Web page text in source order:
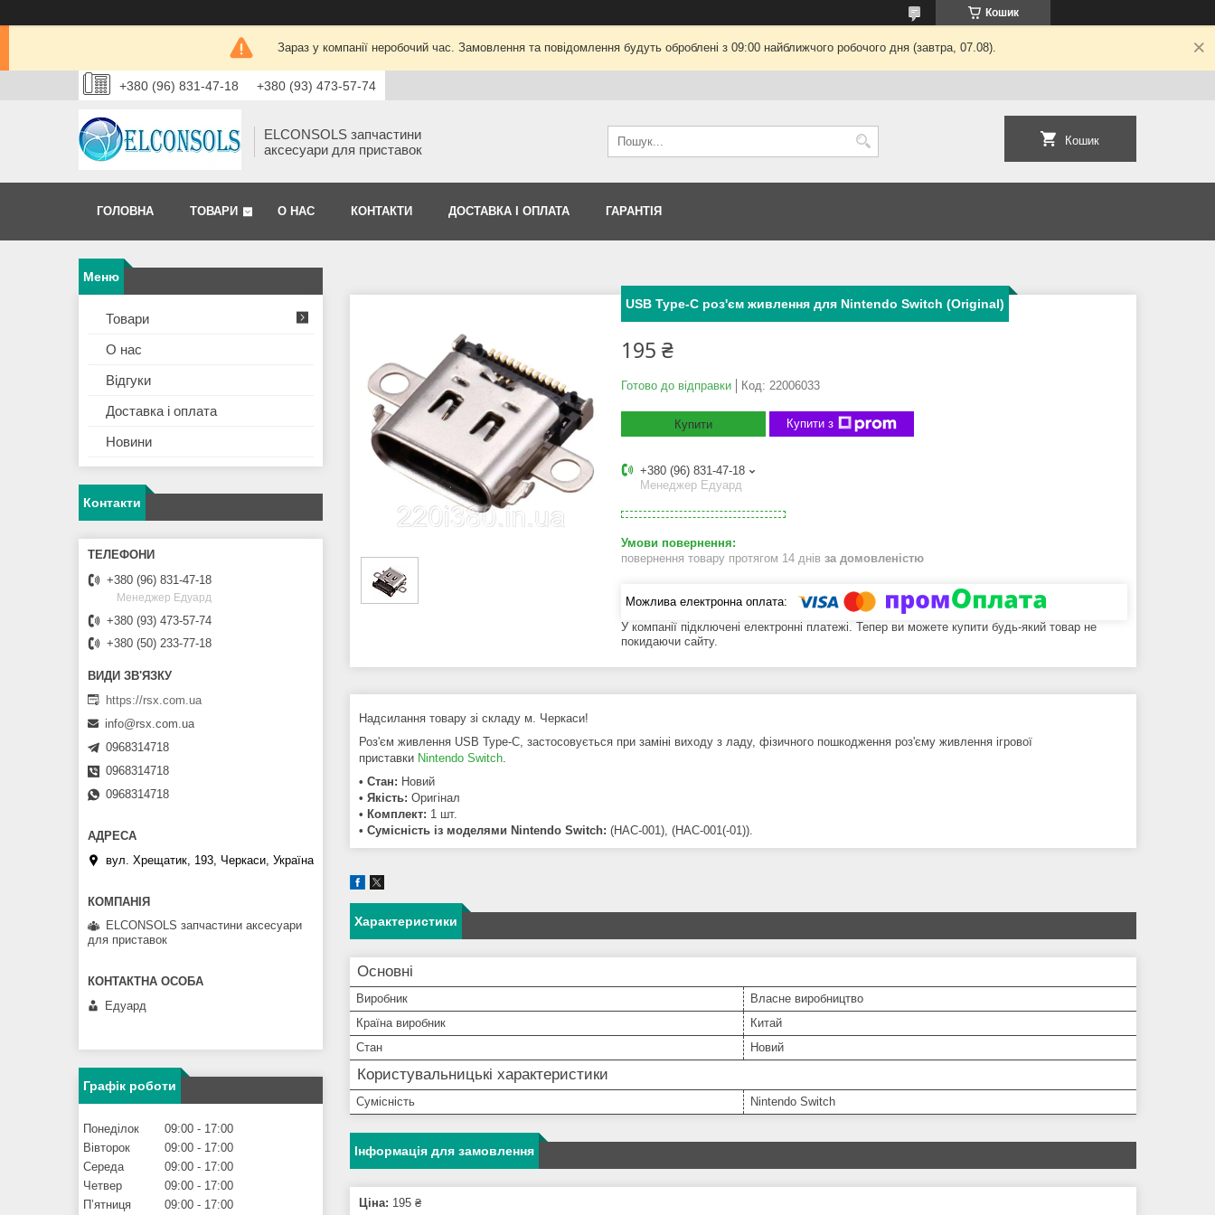
Кошик
Зараз у компанії неробочий час. Замовлення та повідомлення будуть оброблені з 09:00 найближчого робочого дня (завтра, 07.08).
+380 (96) 831-47-18 +380 (93) 473-57-74
ELCONSOLS запчастини
аксесуари для приставок
Кошик
ГОЛОВНА ТОВАРИ О НАС КОНТАКТИ ДОСТАВКА І ОПЛАТА ГАРАНТІЯ
USB Type-C роз'єм живлення для Nintendo Switch (Original)
195 ₴
Готово до відправки Код: 22006033
Купити Купити з
+380 (96) 831-47-18
Менеджер Едуард
повернення товару протягом 14 днів за домовленістю
У компанії підключені електронні платежі. Тепер ви можете купити будь-який товар не
покидаючи сайту.
Надсилання товару зі складу м. Черкаси!
Роз'єм живлення USB Type-C, застосовується при заміні виходу з ладу, фізичного пошкодження роз'єму живлення ігрової
приставки Nintendo Switch
• Стан: Новий
• Якість: Оригінал
• Комплект: 1 шт.
• Сумісність із моделями Nintendo Switch: (HAC-001), (HAC-001(-01)).
Характеристики
Основні
Виробник
Власне виробництво
Країна виробник
Китай
Стан
Новий
Користувальницькі характеристики
Сумісність Nintendo Switch
Інформація для замовлення
Ціна: 195 ₴
Товари
О нас
Відгуки
Доставка і оплата
Новини
Контакти
+380 (96) 831-47-18
Менеджер Едуард
+380 (93) 473-57-74
+380 (50) 233-77-18
https://rsx.com.ua
info@rsx.com.ua
0968314718
0968314718
0968314718
вул. Хрещатик, 193, Черкаси, Україна
ELCONSOLS запчастини аксесуари
для приставок
Едуард
Графік роботи
Понеділок 09:00
17:00
Вівторок
09:00
17:00
Середа
09:00
17:00
Четвер
09:00
17:00
Пʼятниця
09:00 17:00